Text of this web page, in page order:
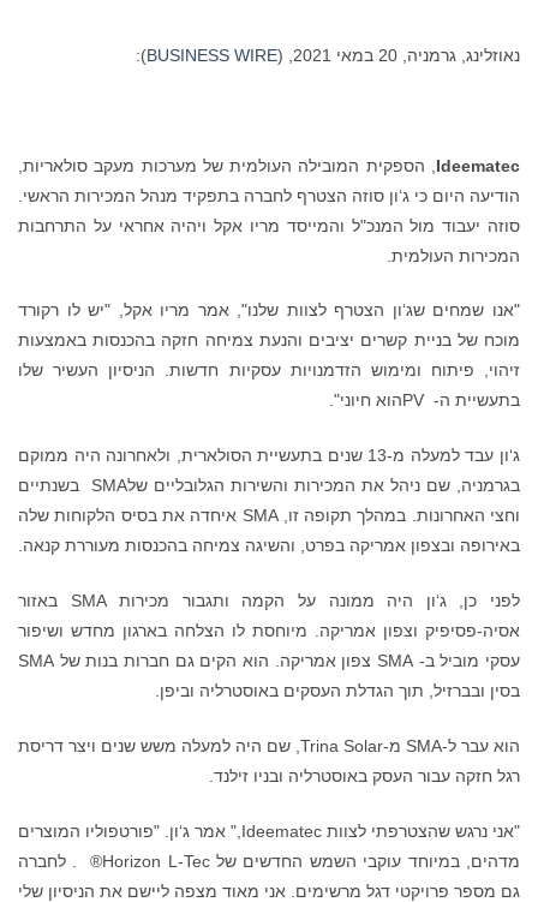
נאוזלינג, גרמניה, 20 במאי 2021, ( BUSINESS WIRE
):
Ideematec , הספקית המובילה העולמית של מערכות מעקב סולאריות,
הודיעה היום כי ג‘ון סוזה הצטרף לחברה בתפקיד מנהל המכירות הראשי.
סוזה יעבוד מול המנכ"ל והמייסד מריו אקל ויהיה אחראי על התרחבות
המכירות העולמית.
"אנו שמחים שג‘ון הצטרף לצוות שלנו", אמר מריו אקל, "יש לו רקורד
מוכח של בניית קשרים יציבים והנעת צמיחה חזקה בהכנסות באמצעות
זיהוי, פיתוח ומימוש הזדמנויות עסקיות חדשות. הניסיון העשיר שלו
בתעשיית ה- PVהוא חיוני".
ג‘ון עבד למעלה מ-13 שנים בתעשיית הסולארית, ולאחרונה היה ממוקם
בגרמניה, שם ניהל את המכירות והשירות הגלובליים שלSMA בשנתיים
וחצי האחרונות. במהלך תקופה זו, SMA איחדה את בסיס הלקוחות שלה
באירופה ובצפון אמריקה בפרט, והשיגה צמיחה בהכנסות מעוררת קנאה.
לפני כן, ג‘ון היה ממונה על הקמה ותגבור מכירות SMA באזור
אסיה-פסיפיק וצפון אמריקה. מיוחסת לו הצלחה בארגון מחדש ושיפור
עסקי מוביל ב- SMA צפון אמריקה. הוא הקים גם חברות בנות של SMA
בסין ובברזיל, תוך הגדלת העסקים באוסטרליה וביפן.
הוא עבר ל-SMA מ-Trina Solar, שם היה למעלה משש שנים ויצר דריסת
רגל חזקה עבור העסק באוסטרליה ובניו זילנד.
"אני נרגש שהצטרפתי לצוות Ideematec," אמר ג‘ון. "פורטפוליו המוצרים
מדהים, במיוחד עוקבי השמש החדשים של Horizon L-Tec® . לחברה
גם מספר פרויקטי דגל מרשימים. אני מאוד מצפה ליישם את הניסיון שלי